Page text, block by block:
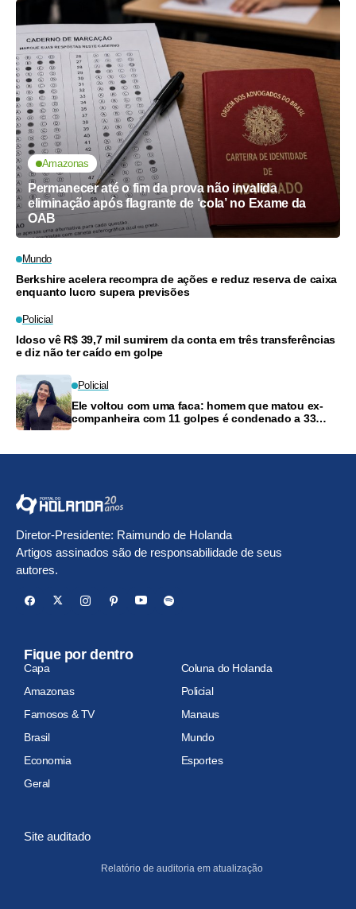
Amazonas
Permanecer até o fim da prova não invalida
eliminação após flagrante de ‘cola’ no Exame da
OAB
Mundo
Berkshire acelera recompra de ações e reduz reserva de caixa
enquanto lucro supera previsões
Policial
Idoso vê R$ 39,7 mil sumirem da conta em três transferências
e diz não ter caído em golpe
Policial
Ele voltou com uma faca: homem que matou ex-
companheira com 11 golpes é condenado a 33
Diretor-Presidente: Raimundo de Holanda
Artigos assinados são de responsabilidade de seus
autores.
Fique por dentro
Capa
Coluna do Holanda
Amazonas
Policial
Famosos & TV
Manaus
Brasil
Mundo
Economia
Esportes
Geral
Site auditado
Relatório de auditoria em atualização